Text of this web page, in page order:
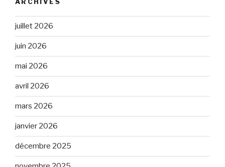
ARCHIVES
juillet 2026
juin 2026
mai 2026
avril 2026
mars 2026
janvier 2026
décembre 2025